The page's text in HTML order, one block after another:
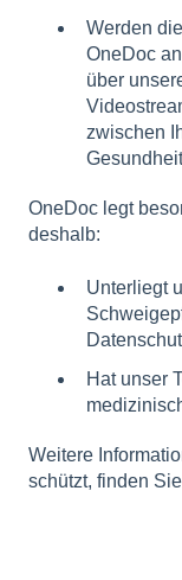
Werden
OneDoc
über
zwischen
OneDoc legt
deshalb:
Unterliegt
Hat unser
Weitere
schützt, finden